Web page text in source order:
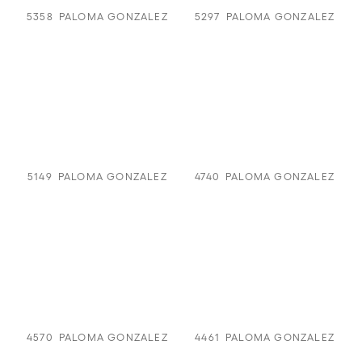
5358 PALOMA GONZALEZ 5297 PALOMA GONZALEZ
5149 PALOMA GONZALEZ 4740 PALOMA GONZALEZ
4570 PALOMA GONZALEZ 4461 PALOMA GONZALEZ